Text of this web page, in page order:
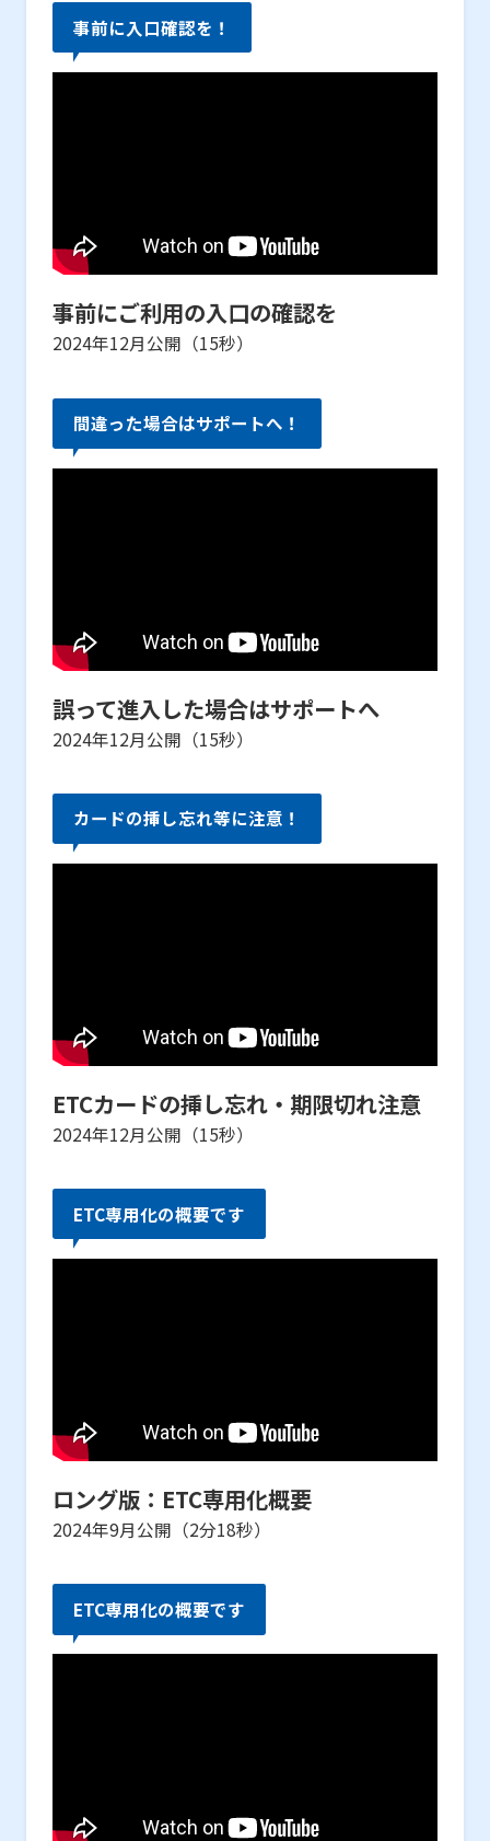
事前に入口確認を！
事前にご利用の入口の確認を
2024年12月公開（15秒）
間違った場合はサポートへ！
誤って進入した場合はサポートへ
2024年12月公開（15秒）
カードの挿し忘れ等に注意！
ETCカードの挿し忘れ・期限切れ注意
2024年12月公開（15秒）
ETC専用化の概要です
ロング版：ETC専用化概要
2024年9月公開（2分18秒）
ETC専用化の概要です